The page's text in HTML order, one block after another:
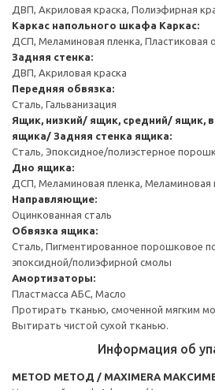
ДВП, Акриловая краска, Полиэфирная
Каркас напольного шкафа Каркас:
ДСП, Меламиновая пленка, Пластиковая
Задняя стенка:
ДВП, Акриловая краска
Передняя обвязка:
Сталь, Гальванизация
Ящик, низкий/ ящик, средний/ ящик,
ящика/ Задняя стенка ящика:
Сталь, Эпоксидное/полиэстерное
Дно ящика:
ДСП, Меламиновая пленка, Меламиновая
Направляющие:
Оцинкованная сталь
Обвязка ящика:
Сталь, Пигментированное порошковое
эпоксидной/полиэфирной смолы
Амортизаторы:
Пластмасса АБС, Масло
Протирать тканью, смоченной мягким
Вытирать чистой сухой тканью.
Информация об
METOD МЕТОД / MAXIMERA